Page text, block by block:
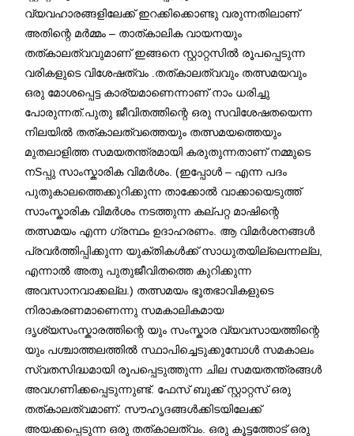
വ്യവഹാരങ്ങളിലേക്ക് ഇറക്കിക്കൊണ്ടു വരുന്നതിലാണ്
അതിന്റെ മർമ്മം – താത്കാലിക വായനയും
തത്കാലത്വവുമാണ് ഇങ്ങനെ സ്റ്റാറ്റസിൽ രൂപപ്പെടുന്ന
വരികളുടെ വിശേഷത്വം .തത്കാലത്വവും തത്സമയവും
ഒരു മോശപ്പെട്ട കാര്യമാണെന്നാണ് നാം ധരിച്ചു
പോരുന്നത്.പുതു ജീവിതത്തിന്റെ ഒരു സവിശേഷതയെന്ന
നിലയിൽ തത്കാലത്വത്തെയും തത്സമയത്തെയും
മുതലാളിത്ത സമയതന്ത്രമായി കരുതുന്നതാണ് നമ്മുടെ
നSപ്പു സാംസ്കാരിക വിമർശം. (ഇപ്പോൾ – എന്ന പദം
പുതുകാലത്തെക്കുറിക്കുന്ന താക്കോൽ വാക്കായെടുത്ത്
സാംസ്കാരിക വിമർശം നടത്തുന്ന കല്പറ്റ മാഷിന്റെ
തത്സമയം എന്ന ഗ്രന്ഥം ഉദാഹരണം. ആ വിമർശനങ്ങൾ
പ്രവർത്തിപ്പിക്കുന്ന യുക്തികൾക്ക് സാധുതയില്ലെന്നല്ല,
എന്നാൽ അതു പുതുജീവിതത്തെ കുറിക്കുന്ന
അവസാനവാക്കല്ല.) തത്സമയം ഭൂതഭാവികളുടെ
നിരാകരണമാണെന്നു സമകാലികമായ
ദൃശ്യസംസ്കാരത്തിന്റെ യും സംസ്കാര വ്യവസായത്തിന്റെ
യും പശ്ചാത്തലത്തിൽ സ്ഥാപിച്ചെടുക്കുമ്പോൾ സമകാലം
സ്വതസിദ്ധമായി രൂപപ്പെടുത്തുന്ന ചില സമയതന്ത്രങ്ങൾ
അവഗണിക്കപ്പെടുന്നുണ്ട്. ഫേസ് ബുക്ക് സ്റ്റാറ്റസ് ഒരു
തത്കാലത്വമാണ്. സൗഹൃദങ്ങൾക്കിടയിലേക്ക്
അയക്കപ്പെടുന്ന ഒരു തത്കാലത്വം. ഒരു കൂട്ടത്തോട് ഒരു